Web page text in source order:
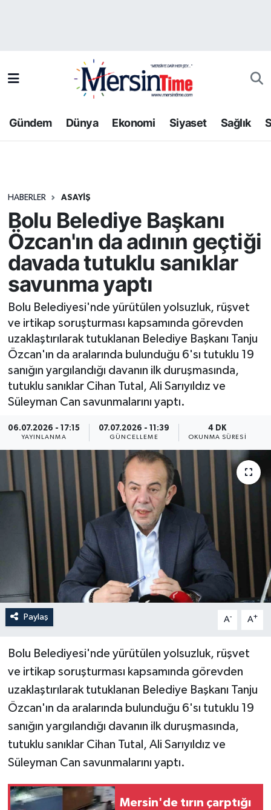
Gündem Dünya Ekonomi Siyaset Sağlık
HABERLER ASAYIŞ
Bolu Belediye Başkanı
Özcan'ın da adının geçtiği
davada tutuklu sanıklar
savunma yaptı
Bolu Belediyesi'nde yürütülen yolsuzluk, rüşvet
ve irtikap soruşturması kapsamında görevden
uzaklaştırılarak tutuklanan Belediye Başkanı Tanju
Özcan'ın da aralarında bulunduğu 6'sı tutuklu 19
sanığın yargılandığı davanın ilk duruşmasında,
tutuklu sanıklar Cihan Tutal, Ali Sarıyıldız ve
Süleyman Can savunmalarını yaptı.
06.07.2026 - 17:15
YAYINLANMA
07.07.2026 - 11:39
GÜNCELLEME
4 DK
OKUNMA SÜRESI
Paylaş A- A+
Bolu Belediyesi'nde yürütülen yolsuzluk, rüşvet
ve irtikap soruşturması kapsamında görevden
uzaklaştırılarak tutuklanan Belediye Başkanı Tanju
Özcan'ın da aralarında bulunduğu 6'sı tutuklu 19
sanığın yargılandığı davanın ilk duruşmasında,
tutuklu sanıklar Cihan Tutal, Ali Sarıyıldız ve
Süleyman Can savunmalarını yaptı.
Mersin'de tırın çarptığı
Bilim-Teknoloji
Dünya
Ekonomi
Gündem
Kültür-Sanat
Resmi İlan
Sağlık
Siyaset
Spor
Trafik Durumu
Tüm Manşetler
Haber Arşivi